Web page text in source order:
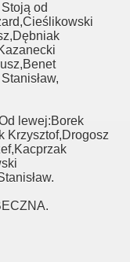
od
lewej:Borek
Krzysztof,Drogosz